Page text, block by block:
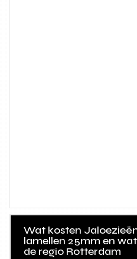
Wat kosten
lamellen 25mm en
de regio Rotterdam